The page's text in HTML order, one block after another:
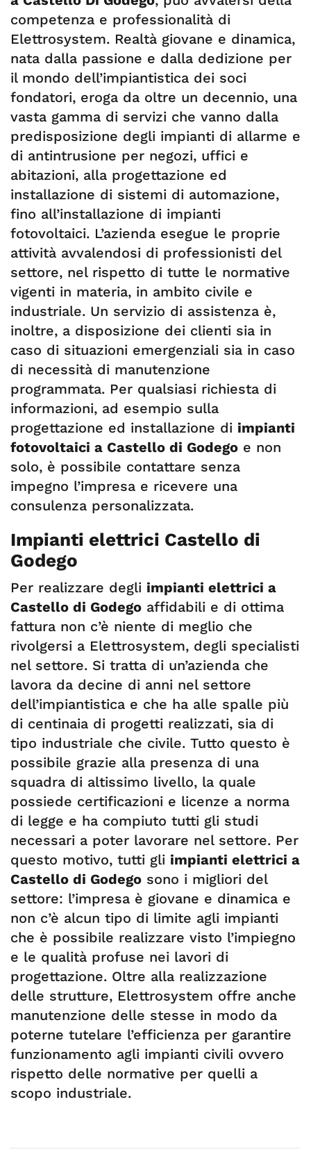
competenza e professionalità di
Elettrosystem. Realtà giovane e dinamica,
nata dalla passione e dalla dedizione per
il mondo dell’impiantistica dei soci
fondatori, eroga da oltre un decennio, una
vasta gamma di servizi che vanno dalla
predisposizione degli impianti di allarme e
di antintrusione per negozi, uffici e
abitazioni, alla progettazione ed
installazione di sistemi di automazione,
fino all’installazione di impianti
fotovoltaici. L’azienda esegue le proprie
attività avvalendosi di professionisti del
settore, nel rispetto di tutte le normative
vigenti in materia, in ambito civile e
industriale. Un servizio di assistenza è,
inoltre, a disposizione dei clienti sia in
caso di situazioni emergenziali sia in caso
di necessità di manutenzione
programmata. Per qualsiasi richiesta di
informazioni, ad esempio sulla
progettazione ed installazione di impianti
fotovoltaici a Castello di Godego e non
solo, è possibile contattare senza
impegno l’impresa e ricevere una
consulenza personalizzata.
Impianti elettrici Castello di
Godego
Per realizzare degli impianti elettrici a
Castello di Godego affidabili e di ottima
fattura non c’è niente di meglio che
rivolgersi a Elettrosystem, degli specialisti
nel settore. Si tratta di un’azienda che
lavora da decine di anni nel settore
dell’impiantistica e che ha alle spalle più
di centinaia di progetti realizzati, sia di
tipo industriale che civile. Tutto questo è
possibile grazie alla presenza di una
squadra di altissimo livello, la quale
possiede certificazioni e licenze a norma
di legge e ha compiuto tutti gli studi
necessari a poter lavorare nel settore. Per
questo motivo, tutti gli impianti elettrici a
Castello di Godego sono i migliori del
settore: l’impresa è giovane e dinamica e
non c’è alcun tipo di limite agli impianti
che è possibile realizzare visto l’impiegno
e le qualità profuse nei lavori di
progettazione. Oltre alla realizzazione
delle strutture, Elettrosystem offre anche
manutenzione delle stesse in modo da
poterne tutelare l’efficienza per garantire
funzionamento agli impianti civili ovvero
rispetto delle normative per quelli a
scopo industriale.